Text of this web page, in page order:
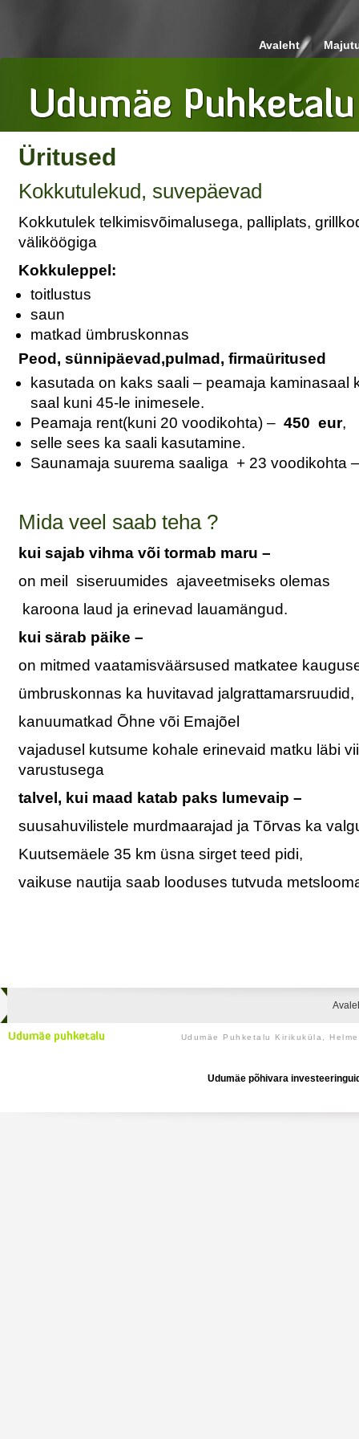
Avaleht
Üritused
Kokkutulekud, suvepäevad
Kokkutulek telkimisvõimalusega, palliplats,
väliköögiga
Kokkuleppel:
toitlustus
saun
matkad ümbruskonnas
Peod, sünnipäevad,pulmad, firmaüritused
kasutada on kaks saali – peamaja kaminasaal
saal kuni 45-le inimesele.
Peamaja rent(kuni 20 voodikohta) – 450 eur,
selle sees ka saali kasutamine.
Saunamaja suurema saaliga + 23 voodikohta
Mida veel saab teha ?
kui sajab vihma või tormab maru –
on meil siseruumides ajaveetmiseks olemas
karoona laud ja erinevad lauamängud.
kui särab päike –
on mitmed vaatamisväärsused matkatee
ümbruskonnas ka huvitavad jalgrattamarsruudid,
kanuumatkad Õhne või Emajõel
vajadusel kutsume kohale erinevaid matku läbi
varustusega
talvel, kui maad katab paks lumevaip –
suusahuvilistele murdmaarajad ja Tõrvas ka
Kuutsemäele 35 km üsna sirget teed pidi,
vaikuse nautija saab looduses tutvuda
Udumäe Puhketalu Kirikuküla,
Udumäe põhivara